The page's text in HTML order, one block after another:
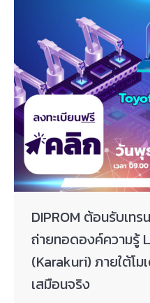
DIPROM ต้อนรับเท
ถ่ายทอดองค์ความรู้
(Karakuri) ภายใต้โม
เสมือนจริง